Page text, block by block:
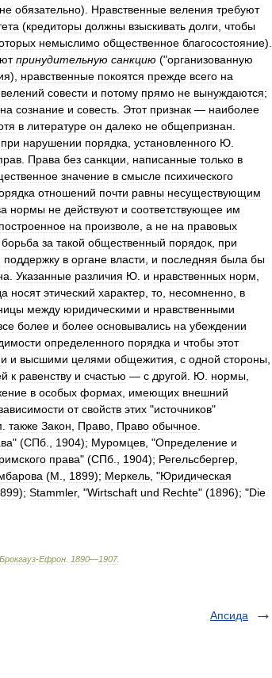
не обязательно). Нравственные веления требуют
(кредиторы должны взыскивать долги чтобы
немыслимо общественное благосостояние).
принудительную санкцию ("организованную
), нравственные покоятся прежде всего на
велений совести и потому прямо не вынуждаются;
на сознание и совесть Этот признак — наиболее
в литературе он далеко не общепризнан
при нарушении порядка установленного Ю
Права без санкции написанные только в
значение в смысле психического
отношений почти равны несуществующим
нормы не действуют и соответствующее им
построенное на произволе а не на правовых
борьба за такой общественный порядок при
поддержку в органе власти и последняя была бы
Указанные различия Ю и нравственных норм
носят этический характер то несомненно в
между юридическими и нравственными
более и более основывались на убеждении
определенного порядка и чтобы этот
и высшими целями общежития с одной стороны
к равенству и счастью — с другой Ю нормы
в особых формах имеющих внешний
от свойств этих "источников"
также Закон Право Право обычное
" (СПб 1904); Муромцев , "Определение и
римского права" (СПб 1904); Регельсбергер
(М 1899); Меркель , "Юридическая
); Stammler, "Wirtschaft und Rechte" (1896); "Die
Брокгауз-Ефрон 1890—1907.
Апсида